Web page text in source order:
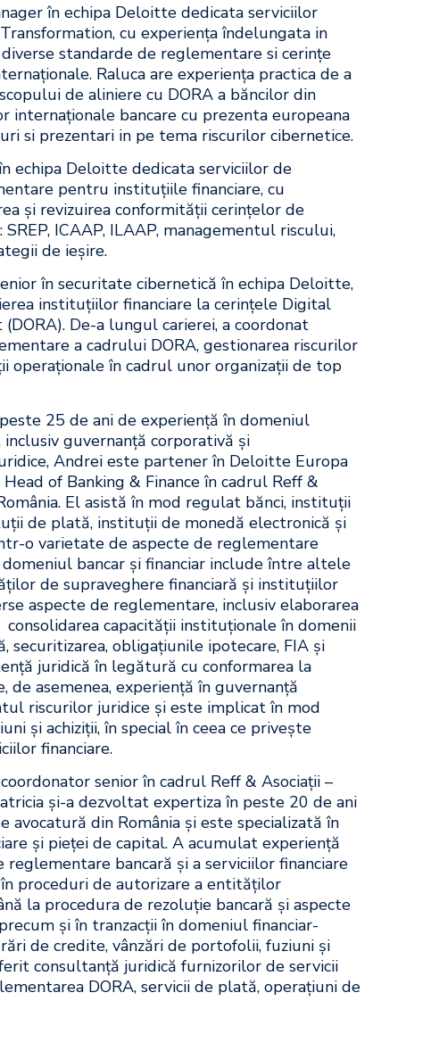
în echipa Deloitte dedicata serviciilor
cu experiența îndelungata in
standarde de reglementare si cerințe
Raluca are experiența practica de a
de aliniere cu DORA a băncilor din
internaționale bancare cu prezenta europeana
si prezentari in pe tema riscurilor cibernetice.
echipa Deloitte dedicata serviciilor de
pentru instituțiile financiare, cu
și revizuirea conformității cerințelor de
ICAAP, ILAAP, managementul riscului,
de ieșire.
în securitate cibernetică în echipa Deloitte,
instituțiilor financiare la cerințele Digital
De-a lungul carierei, a coordonat
a cadrului DORA, gestionarea riscurilor
operaționale în cadrul unor organizații de top
25 de ani de experiență în domeniul
guvernanță corporativă și
Andrei este partener în Deloitte Europa
of Banking & Finance în cadrul Reff &
El asistă în mod regulat bănci, instituții
de plată, instituții de monedă electronică și
o varietate de aspecte de reglementare
domeniul bancar și financiar include între altele
de supraveghere financiară și instituțiilor
aspecte de reglementare, inclusiv elaborarea
capacității instituționale în domenii
securitizarea, obligațiunile ipotecare, FIA și
juridică în legătură cu conformarea la
de asemenea, experiență în guvernanță
riscurilor juridice și este implicat în mod
și achiziții, în special în ceea ce privește
financiare.
senior în cadrul Reff & Asociații –
și-a dezvoltat expertiza în peste 20 de ani
avocatură din România și este specializată în
și pieței de capital. A acumulat experiență
reglementare bancară și a serviciilor financiare
proceduri de autorizare a entităților
la procedura de rezoluție bancară și aspecte
și în tranzacții în domeniul financiar-
de credite, vânzări de portofolii, fuziuni și
consultanță juridică furnizorilor de servicii
DORA, servicii de plată, operațiuni de